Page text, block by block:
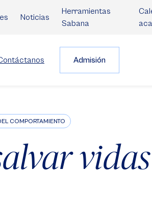
Noticias
Herramientas
Sabana
Admisión
COMPORTAMIENTO
vidas